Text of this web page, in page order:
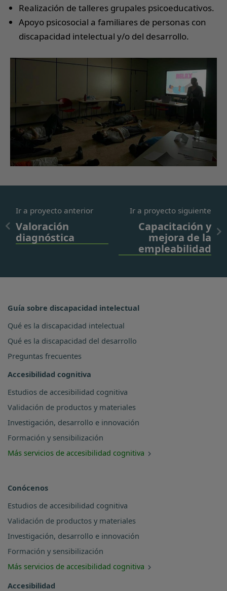
Realización de talleres grupales psicoeducativos.
Apoyo psicosocial a familiares de personas con
discapacidad intelectual y/o del desarrollo.
Ir a proyecto anterior
Valoración
diagnóstica
Ir a proyecto siguiente
Capacitación y
mejora de la
empleabilidad
Guía sobre discapacidad intelectual
Qué es la discapacidad intelectual
Qué es la discapacidad del desarrollo
Preguntas frecuentes
Accesibilidad cognitiva
Estudios de accesibilidad cognitiva
Validación de productos y materiales
Investigación, desarrollo e innovación
Formación y sensibilización
Más servicios de accesibilidad cognitiva
Conócenos
Estudios de accesibilidad cognitiva
Validación de productos y materiales
Investigación, desarrollo e innovación
Formación y sensibilización
Más servicios de accesibilidad cognitiva
Accesibilidad